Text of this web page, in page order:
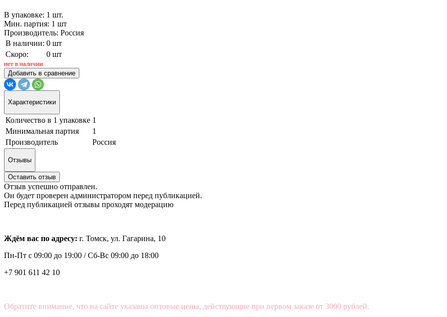
В упаковке: 1 шт.
Мин. партия: 1 шт
Производитель: Россия
В наличии: 0 шт
Скоро:
0 шт
нет в наличии
Добавить в сравнение
Характеристики
Количество в 1 упаковке 1
Минимальная партия
1
Производитель
Россия
Отзывы
Оставить отзыв
Отзыв успешно отправлен.
Он будет проверен администратором перед публикацией.
Перед публикацией отзывы проходят модерацию
Ждём вас по адресу: г. Томск, ул. Гагарина, 10
Пн-Пт с 09:00 до 19:00 /Сб-Вс 09:00 до 18:00
+7 901 611 42 10
Обратите внимание, что на сайте указаны оптовые цены, действующие при первом заказе от 3000 рублей.